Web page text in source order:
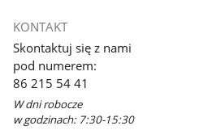
KONTAKT
Skontaktuj się z nami
pod numerem:
86 215 54 41
W dni robocze
w godzinach: 7:30-15:30